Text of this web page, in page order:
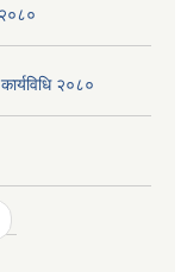
२०८०
२०८०